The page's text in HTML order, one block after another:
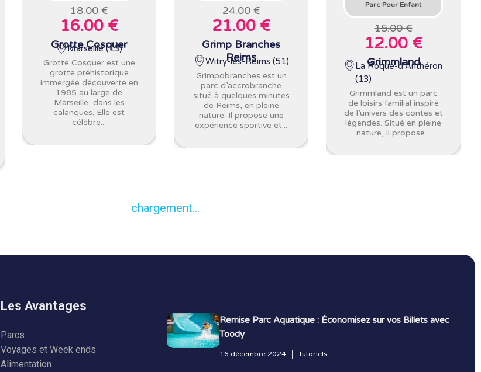
18.00 €
16.00 €
Grotte Cosquer
Marseille (13)
Grotte Cosquer est une
grotte préhistorique
immergée découverte en
1985 au large de
Marseille, dans les
calanques. Elle est
célèbre...
24.00 €
21.00 €
Grimp Branches
Reims
Witry-lès-Reims (51)
Grimpobranches est un
parc d’accrobranche
situé à quelques minutes
de Reims, en pleine
nature. Il propose une
expérience sportive et...
Parc Pour Enfant
15.00 €
12.00 €
Grimmland
La Roque-d'Anthéron
(13)
Grimmland est un parc
de loisirs familial inspiré
de l’univers des contes et
légendes. Situé en pleine
nature, il propose...
chargement...
Les Avantages
Parcs
Voyages et Week ends
Alimentation
Remise Parc Aquatique : Économisez sur vos Billets avec
Toody
16 décembre 2024 Tutoriels